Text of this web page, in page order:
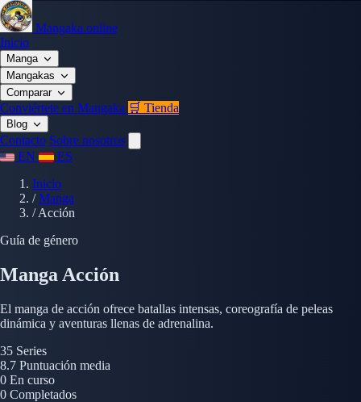
Mangaka.online
Inicio
Manga
Mangakas
Comparar
Conviértete en Mangaka 🛒 Tienda
Blog
Contacto Sobre nosotros
EN
ES
Inicio
/ Manga
/ Acción
Guía de género
Manga Acción
El manga de acción ofrece batallas intensas, coreografía de peleas
dinámica y aventuras llenas de adrenalina.
35 Series
8.7 Puntuación media
0 En curso
0 Completados